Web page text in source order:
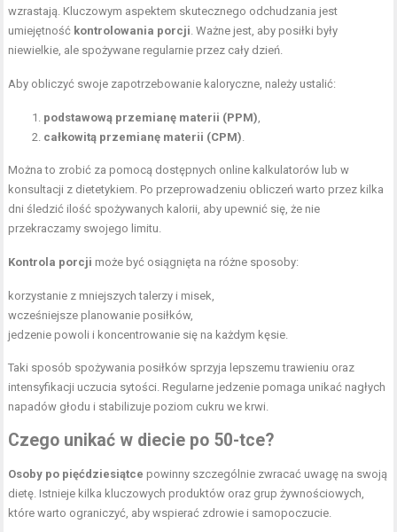
wzrastają. Kluczowym aspektem skutecznego odchudzania jest
umiejętność kontrolowania porcji. Ważne jest, aby posiłki były
niewielkie, ale spożywane regularnie przez cały dzień.
Aby obliczyć swoje zapotrzebowanie kaloryczne, należy ustalić:
podstawową przemianę materii (PPM),
całkowitą przemianę materii (CPM).
Można to zrobić za pomocą dostępnych online kalkulatorów lub w
konsultacji z dietetykiem. Po przeprowadzeniu obliczeń warto przez kilka
dni śledzić ilość spożywanych kalorii, aby upewnić się, że nie
przekraczamy swojego limitu.
Kontrola porcji może być osiągnięta na różne sposoby:
korzystanie z mniejszych talerzy i misek,
wcześniejsze planowanie posiłków,
jedzenie powoli i koncentrowanie się na każdym kęsie.
Taki sposób spożywania posiłków sprzyja lepszemu trawieniu oraz
intensyfikacji uczucia sytości. Regularne jedzenie pomaga unikać nagłych
napadów głodu i stabilizuje poziom cukru we krwi.
Czego unikać w diecie po 50-tce?
Osoby po pięćdziesiątce powinny szczególnie zwracać uwagę na swoją
dietę. Istnieje kilka kluczowych produktów oraz grup żywnościowych,
które warto ograniczyć, aby wspierać zdrowie i samopoczucie.